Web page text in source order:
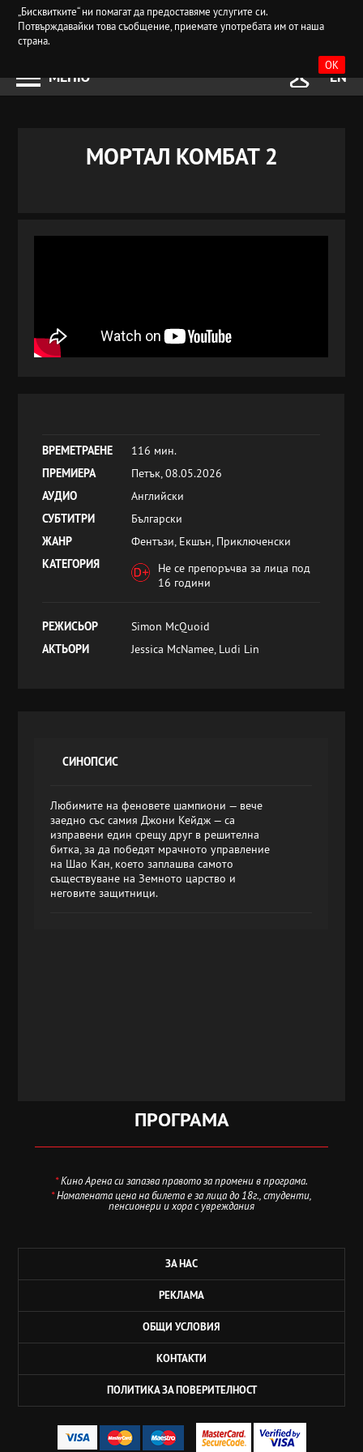
„Бисквитките“ ни помагат да предоставяме услугите си.
Потвърждавайки това съобщение, приемате употребата им от наша
страна.
OK
МЕНЮ EN
МОРТАЛ КОМБАТ 2
ВРЕМЕТРАЕНЕ
116 мин.
ПРЕМИЕРА
Петък, 08.05.2026
АУДИО
Английски
СУБТИТРИ
Български
ЖАНР
Фентъзи, Екшън, Приключенски
КАТЕГОРИЯ
Не се препоръчва за лица под
16 години
РЕЖИСЬОР
Simon McQuoid
АКТЬОРИ
Jessica McNamee, Ludi Lin
СИНОПСИС
Любимите на феновете шампиони — вече
заедно със самия Джони Кейдж — са
изправени един срещу друг в решителна
битка, за да победят мрачното управление
на Шао Кан, което заплашва самото
съществуване на Земното царство и
неговите защитници.
ПРОГРАМА
*Кино Арена си запазва правото за промени в програма.
*Намалената цена на билета е за лица до 18г., студенти,
пенсионери и хора с увреждания
ЗА НАС
РЕКЛАМА
ОБЩИ УСЛОВИЯ
КОНТАКТИ
ПОЛИТИКА ЗА ПОВЕРИТЕЛНОСТ